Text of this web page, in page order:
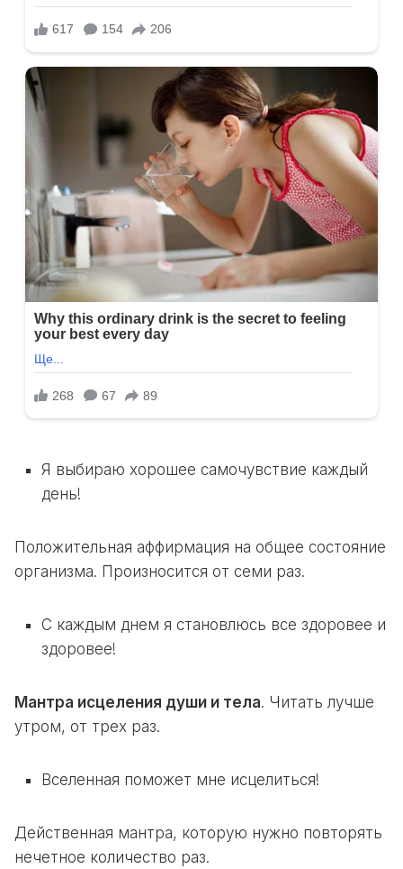
Я выбираю хорошее самочувствие каждый
день!
Положительная аффирмация на общее состояние
организма. Произносится от семи раз.
С каждым днем я становлюсь все здоровее и
здоровее!
Мантра исцеления души и тела. Читать лучше
утром, от трех раз.
Вселенная поможет мне исцелиться!
Действенная мантра, которую нужно повторять
нечетное количество раз.